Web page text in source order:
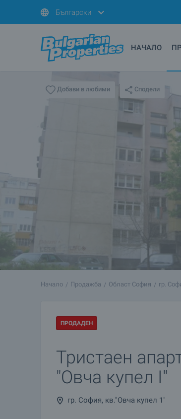
Български
НАЧАЛО
Добави в любими Сподели
Начало Продажба Област София гр.
ПРОДАДЕН
Тристаен
"Овча купел І"
гр. София, кв."Овча купел 1"